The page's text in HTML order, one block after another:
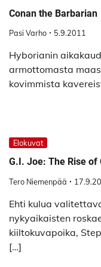
Conan the Barbarian
Pasi Varho 5.9.2011
Hyborianin
armottomasta
kovimmista
Elokuvat
G.I. Joe: The Rise of
Tero Niemenpää
Ehti kulua
nykyaikaisten
kiiltokuvapoika,
[…]